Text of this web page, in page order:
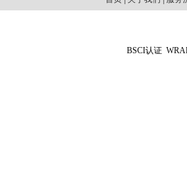
BSCI认证